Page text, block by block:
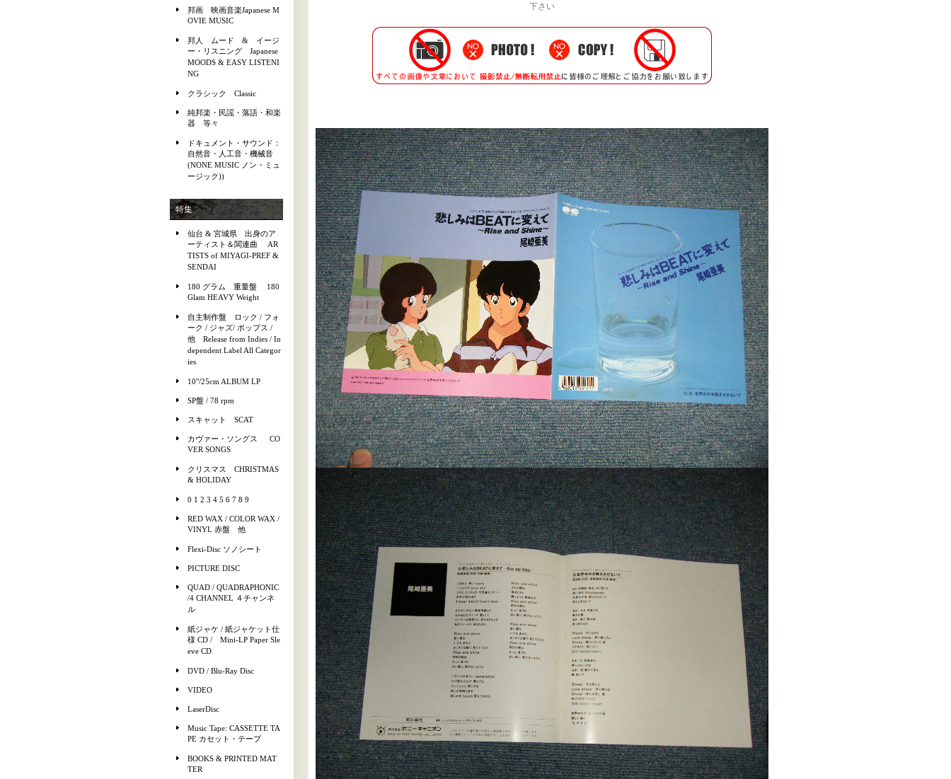
邦画 映画音楽Japanese M
OVIE MUSIC
邦人 ムード & イージ
ー・リスニング Japanese
MOODS & EASY LISTENI
NG
クラシック Classic
純邦楽・民謡・落語・和楽
器 等々
ドキュメント・サウンド：
自然音・人工音・機械音
(NONE MUSIC ノン・ミュ
ージック))
特集
仙台 & 宮城県 出身のア
ーティスト＆関連曲 AR
TISTS of MIYAGI-PREF &
SENDAI
180 グラム 重量盤 180
Glam HEAVY Weight
自主制作盤 ロック / フォ
ーク / ジャズ/ ポップス /
他 Release from Indies / In
dependent Label All Categor
ies
10"/25cm ALBUM LP
SP盤 / 78 rpm
スキャット SCAT
カヴァー・ソングス CO
VER SONGS
クリスマス CHRISTMAS
& HOLIDAY
0 1 2 3 4 5 6 7 8 9
RED WAX / COLOR WAX /
VINYL 赤盤 他
Flexi-Disc ソノシート
PICTURE DISC
QUAD / QUADRAPHONIC
/4 CHANNEL ４チャンネ
ル
紙ジャケ / 紙ジャケット仕
様 CD / Mini-LP Paper Sle
eve CD
DVD / Blu-Ray Disc
VIDEO
LaserDisc
Music Tape: CASSETTE TA
PE カセット・テープ
BOOKS & PRINTED MAT
TER
下さい